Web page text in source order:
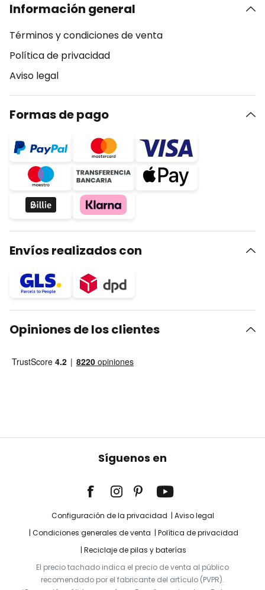
Información general
Términos y condiciones de venta
Política de privacidad
Aviso legal
Formas de pago
Envíos realizados con
Opiniones de los clientes
Síguenos en
Configuración de la privacidad
Aviso legal
Condiciones generales de venta
Política de privacidad
Reciclaje de pilas y baterías
El precio tachado indica el precio de venta al público
recomendado por el fabricante del artículo (PVPR).